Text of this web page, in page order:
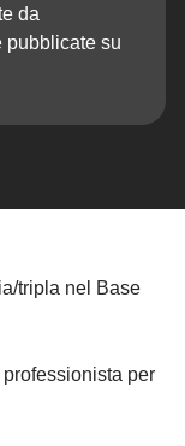
da
pubblicate su
tripla nel Base
per